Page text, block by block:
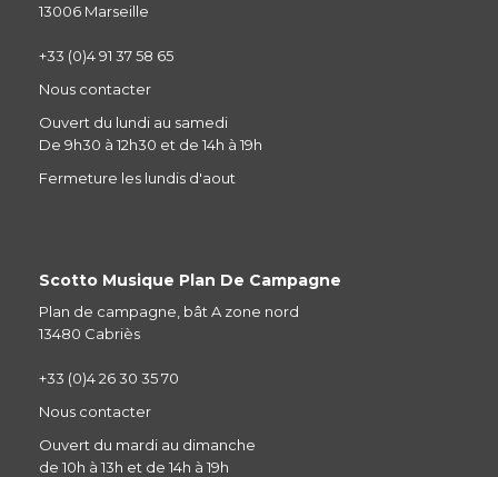
13006 Marseille
+33 (0)4 91 37 58 65
Nous contacter
Ouvert du lundi au samedi
De 9h30 à 12h30 et de 14h à 19h
Fermeture les lundis d'aout
Scotto Musique Plan De Campagne
Plan de campagne, bât A zone nord
13480 Cabriès
+33 (0)4 26 30 35 70
Nous contacter
Ouvert du mardi au dimanche
de 10h à 13h et de 14h à 19h